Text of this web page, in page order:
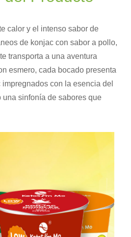
calor y el intenso sabor de
de konjac con sabor a pollo,
transporta a una aventura
esmero, cada bocado presenta
con la esencia del
sinfonía de sabores que